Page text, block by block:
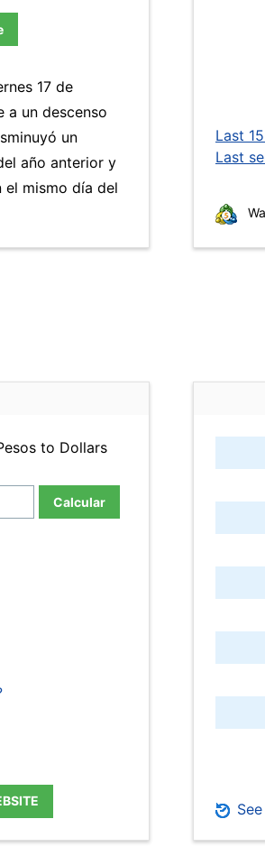
17 de
a un descenso
un
año anterior y
el mismo día del
Last
Last
to Dollars
Calcular